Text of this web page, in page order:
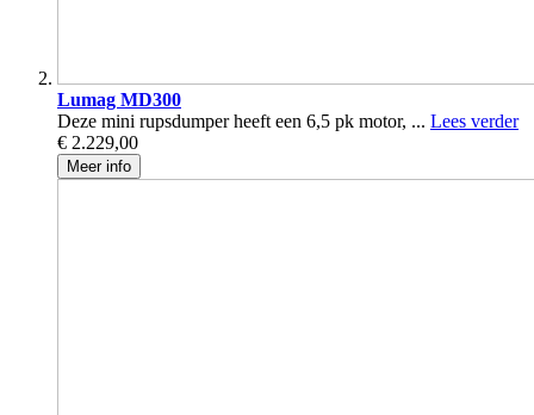
Lumag MD300
Deze mini rupsdumper heeft een 6,5 pk motor, ... Lees verder
€ 2.229,00
Meer info